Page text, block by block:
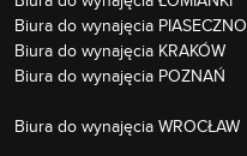
Biura do wynajęcia PIASECZNO
Biura do wynajęcia KRAKÓW
Biura do wynajęcia POZNAŃ
Biura do wynajęcia WROCŁAW